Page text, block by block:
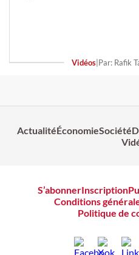
Vidéos| Par: Rafik
ActualitéÉconomieSociété
S’abonnerInscription
Conditions
Politique de